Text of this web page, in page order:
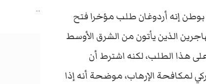
بوطن إنه أردوغان طلب مؤخرا فتح
الذين يأتون من الشرق الأوسط
هذا الطلب، لكنه اشترط أن
لمكافحة الإرهاب، موضحة أنه إذا
…